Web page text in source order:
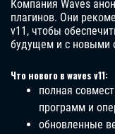
Компания Waves
плагинов. Они
v11, чтобы
будущем и с новыми
Что нового в waves v11:
полная
программ и
обновленные